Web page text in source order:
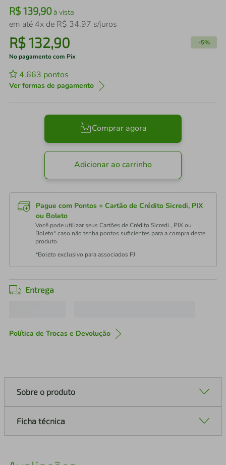
R$ 139,90à vista
em até 4x de R$ 34,97 s/juros
R$132,90 -5%
No pagamento com Pix
4.663 pontos
Ver formas de pagamento
Comprar agora
Adicionar ao carrinho
Pague com Pontos + Cartão de Crédito Sicredi, PIX
ou Boleto
Você pode utilizar seus Cartões de Crédito Sicredi , PIX ou
Boleto* caso não tenha pontos suficientes para a compra deste
produto.
*Boleto exclusivo para associados PJ
Entrega
Política de Trocas e Devolução
Sobre o produto
Ficha técnica